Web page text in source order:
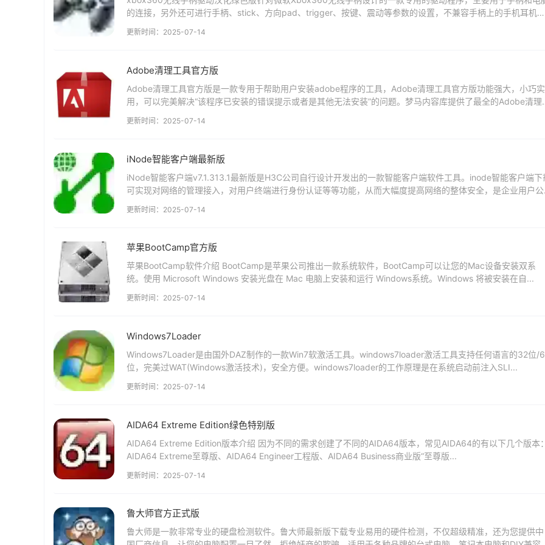
的连接，另外还可进行手柄、stick、方向pad、trigger、按键、震动等参数的设置，不兼容手柄上的手机耳机机
更新时间：2025-07-14
Adobe清理工具官方版
Adobe清理工具官方版是一款专用于帮助用户安装adobe程序的工具，Adobe清理工具官方版功能强大，小巧实
用，可以完美解决“该程序已安装的错误提示或者是其他无法安装”的问题。梦马内容库提供了最全的Adobe清理
更新时间：2025-07-14
iNode智能客户端最新版
iNode智能客户端v7.1.313.1最新版是H3C公司自行设计开发出的一款智能客户端软件工具。inode智能客户端下
可实现对网络的管理接入，对用户终端进行身份认证等等功能，从而大幅度提高网络的整体安全，是企业用户公
更新时间：2025-07-14
苹果BootCamp官方版
苹果BootCamp软件介绍 BootCamp是苹果公司推出一款系统软件，BootCamp可以让您的Mac设备安装双系
统。使用 Microsoft Windows 安装光盘在 Mac 电脑上安装和运行 Windows系统。Windows 将被安装在自...
更新时间：2025-07-14
Windows7Loader
Windows7Loader是由国外DAZ制作的一款Win7软激活工具。windows7loader激活工具支持任何语言的32位/
位，完美过WAT(Windows激活技术)，安全方便。windows7loader的工作原理是在系统启动前注入SLI...
更新时间：2025-07-14
AIDA64 Extreme Edition绿色特别版
AIDA64 Extreme Edition版本介绍 因为不同的需求创建了不同的AIDA64版本，常见AIDA64的有以下几个版本：
AIDA64 Extreme至尊版、AIDA64 Engineer工程版、AIDA64 Business商业版“至尊版...
更新时间：2025-07-14
鲁大师官方正式版
鲁大师是一款非常专业的硬盘检测软件。鲁大师最新版下载专业易用的硬件检测，不仅超级精准，还为您提供中